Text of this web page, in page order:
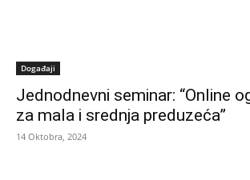
Događaji
Jednodnevni seminar: “Online
za mala i srednja preduzeća”
14 Oktobra, 2024